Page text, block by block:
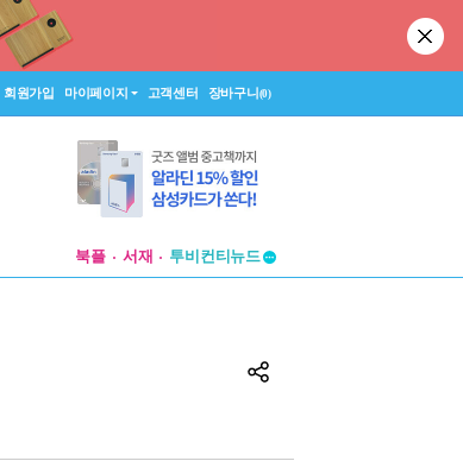
회원가입 마이페이지 고객센터 장바구니(0)
북플 서재
투비컨티뉴드